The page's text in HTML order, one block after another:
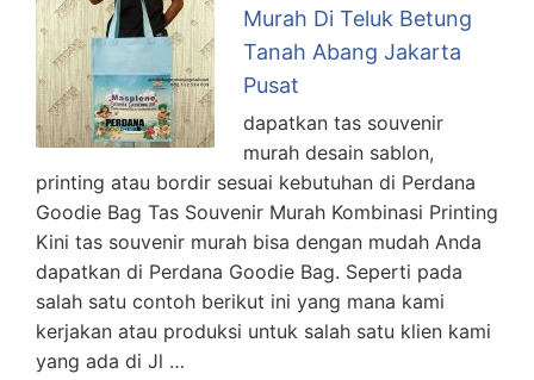
Murah Di Teluk Betung
Tanah Abang Jakarta
Pusat
dapatkan tas souvenir
murah desain sablon,
printing atau bordir sesuai kebutuhan di Perdana
Goodie Bag Tas Souvenir Murah Kombinasi Printing
Kini tas souvenir murah bisa dengan mudah Anda
dapatkan di Perdana Goodie Bag. Seperti pada
salah satu contoh berikut ini yang mana kami
kerjakan atau produksi untuk salah satu klien kami
yang ada di Jl …